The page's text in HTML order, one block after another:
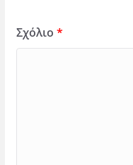
Σχόλιο *